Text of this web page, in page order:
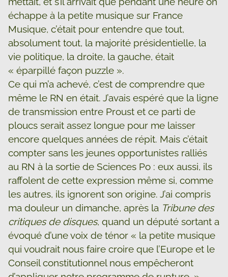
échappe à la petite musique sur France
Musique, c’était pour entendre que tout,
absolument tout, la majorité présidentielle, la
vie politique, la droite, la gauche, était
« éparpillé façon puzzle ».
Ce qui m’a achevé, c’est de comprendre que
même le RN en était. J’avais espéré que la ligne
de transmission entre Proust et ce parti de
ploucs serait assez longue pour me laisser
encore quelques années de répit. Mais c’était
compter sans les jeunes opportunistes ralliés
au RN à la sortie de Sciences Po : eux aussi, ils
raffolent de cette expression même si, comme
les autres, ils ignorent son origine. J’ai compris
ma douleur un dimanche, après la Tribune des
critiques de disques, quand un député sortant a
évoqué d’une voix de ténor « la petite musique
qui voudrait nous faire croire que l’Europe et le
Conseil constitutionnel nous empêcheront